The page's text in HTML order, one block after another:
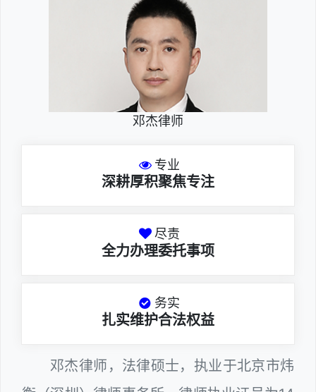
邓杰律师
专业
深耕厚积聚焦专注
尽责
全力办理委托事项
务实
扎实维护合法权益
邓杰律师，法律硕士，执业于北京市炜